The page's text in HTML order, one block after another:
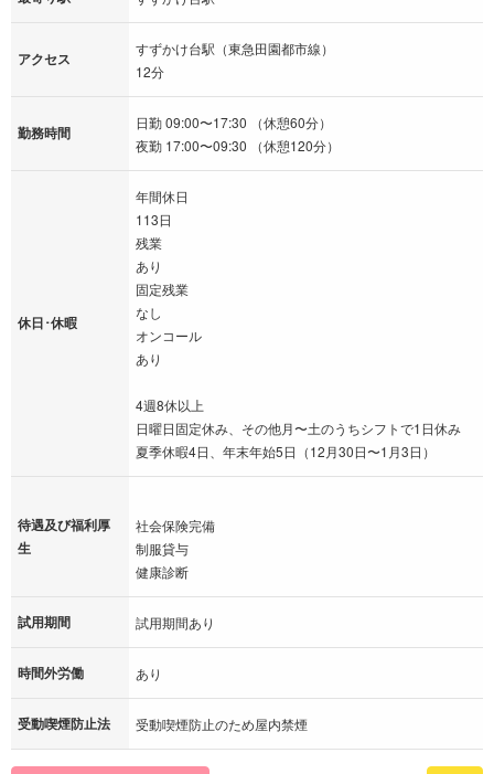
アクセス
すずかけ台駅（東急田園都市線）
12分
勤務時間
日勤 09:00〜17:30 （休憩60分）
夜勤 17:00〜09:30 （休憩120分）
休日･休暇
年間休日
113日
残業
あり
固定残業
なし
オンコール
あり
4週8休以上
日曜日固定休み、その他月〜土のうちシフトで1日休み
夏季休暇4日、年末年始5日（12月30日〜1月3日）
待遇及び福利厚
生
社会保険完備
制服貸与
健康診断
試用期間 試用期間あり
時間外労働 あり
受動喫煙防止法 受動喫煙防止のため屋内禁煙